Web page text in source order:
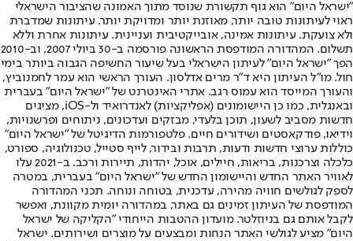
"ישראל היום" הוא גוף תקשורת שנוסד מתוך האמונה שהציבור הישראלי
ראוי לעיתונות טובה יותר, מאוזנת יותר ומדויקת יותר. עיתונות שמדברת
ולא צועקת. עיתונות אמינה, אובייקטיבית ועניינית. עיתונות אחרת וללא
תשלום. המהדורה המודפסת הראשונה פורסמה ב-30 ביולי 2007, וב-2010
הפך "ישראל היום" לעיתון הישראלי בעל שיעור החשיפה הגבוה ביותר בימי
חול. מו"ל העיתון היא ד"ר מרים אדלסון. העורך הראשי הוא עמר לחמנוביץ,
והעורך המייסד הוא עמוס רגב. אתרי האינטרנט של "ישראל היום" בעברית
ובאנגלית, כמו כן היישומונים (אפליקציות) לאנדרואיד ול-iOS, מציגים
חדשות מסביב לשעון, תוכן בלעדי, מבזקים ועדכונים, ניתוחים ופרשנויות,
וידיאו, פודקאסטים ושידורים חיים. פלטפורמות הדיגיטל של "ישראל היום"
כוללות ערוצי חדשות ודעות, תרבות ובידור, לייף סטייל, טכנולוגיה, ספורט,
כלכלה וצרכנות, בריאות, חיילים, אוכל, יהדות, תיירות ורכב. ב-2021 עלו
לאוויר האתר החדש והיישומון החדש של "ישראל היום" בעברית, במטרה
לספק לגולשים חוויה מהירה, עדכנית, בטוחה ונוחה. תכני המהדורה
המודפסת של העיתון זמינים גם באתר, במהדורה יומית מקוונת, ואפשר
לקבל אותם גם בניוזלטר. מועדון ההטבות הייחודי "הקליקה של ישראל
היום" מציע לגולשי האתר הנחות ומבצעים על מוצרים ושירותים. ישראל